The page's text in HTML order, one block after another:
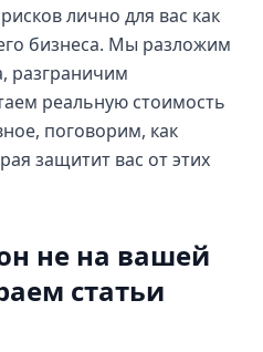
лично для вас как
бизнеса. Мы разложим
разграничим
реальную стоимость
поговорим, как
защитит вас от этих
не на вашей
статьи